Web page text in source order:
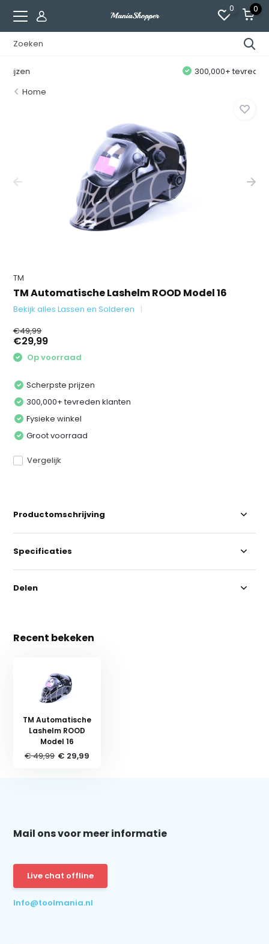
0 0
300,000+ tevreden klanten
Home
TM
TM Automatische Lashelm ROOD Model 16
Bekijk alles Lassen en Solderen
€49,99
€29,99
Op voorraad
Scherpste prijzen
300,000+ tevreden klanten
Fysieke winkel
Groot voorraad
Vergelijk
Productomschrijving
Specificaties
Delen
Recent bekeken
TM Automatische
Lashelm ROOD
Model 16
€ 49,99 € 29,99
Mail ons voor meer informatie
Live chat offline
Info@toolmania.nl